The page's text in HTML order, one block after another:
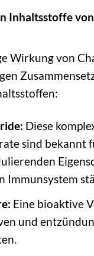
Inhaltsstoffe
Wirkung von
Diese
sind bekannt
Immunsystem
Eine bioaktive
und